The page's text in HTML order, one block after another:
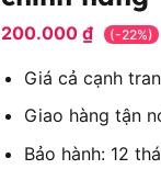
200.000 ₫ (-22%)
Giá cả cạnh
Giao hàng tận
Bảo hành: 12